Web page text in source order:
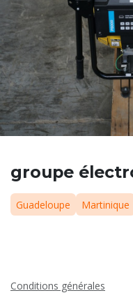
groupe
Guadeloupe Martinique
Conditions générales